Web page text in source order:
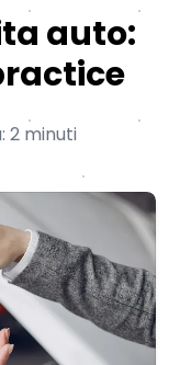
auto:
2 minuti